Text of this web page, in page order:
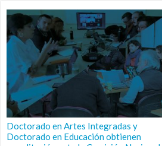
Doctorado en Artes Integradas y
Doctorado en Educación obtienen